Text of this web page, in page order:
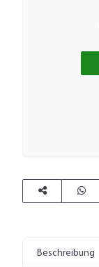
Beschreibung